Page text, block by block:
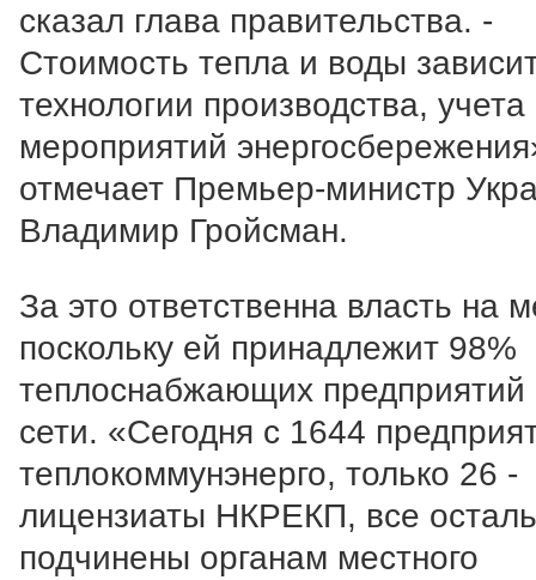
сказал глава правительства. -
Стоимость тепла и воды
технологии производства, учета
мероприятий
отмечает Премьер-министр
Владимир Гройсман.
За это ответственна власть на
поскольку ей принадлежит 98%
теплоснабжающих предприятий
сети. «Сегодня с 1644
теплокоммунэнерго, только 26 -
лицензиаты НКРЕКП, все
подчинены органам местного